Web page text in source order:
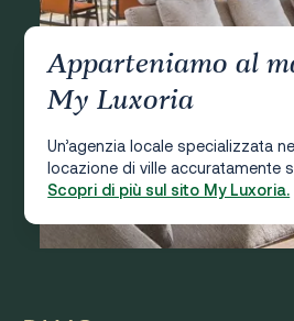
Apparteniamo al
My Luxoria
Un’agenzia locale specializzata
locazione di ville accuratamente
Scopri di più sul sito My Luxoria.